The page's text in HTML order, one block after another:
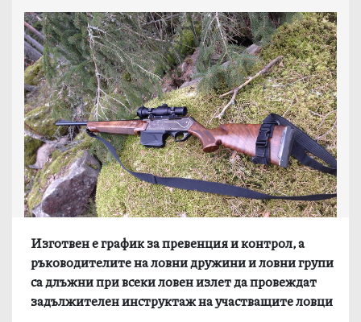
Изготвен е график за превенция и контрол, а
ръководителите на ловни дружини и ловни групи
са длъжни при всеки ловен излет да провеждат
задължителен инструктаж на участващите ловци